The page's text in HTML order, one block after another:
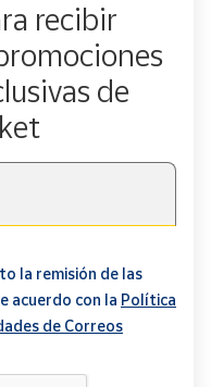
recibir
de
la remisión de las
acuerdo con la Política
de Correos